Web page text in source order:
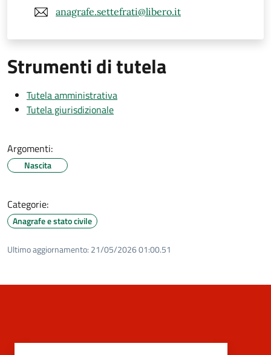
anagrafe.settefrati@libero.it
Strumenti di tutela
Tutela amministrativa
Tutela giurisdizionale
Argomenti:
Nascita
Categorie:
Anagrafe e stato civile
Ultimo aggiornamento: 21/05/2026 01:00.51